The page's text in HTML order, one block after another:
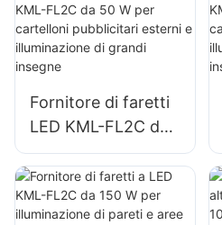
piazze e parchi
Fornitore di faretti
LED KML-FL2C da
50 W per cartelloni
pubblicitari esterni
e illuminazione di